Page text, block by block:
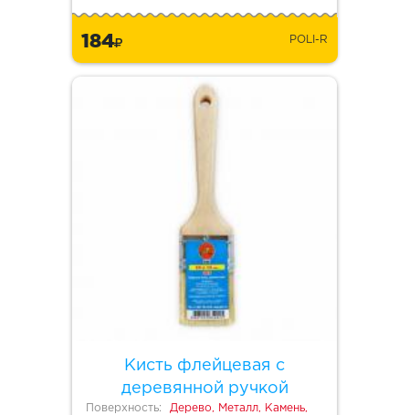
184 POLI-R
Кисть флейцевая с
деревянной ручкой
Поверхность:
Дерево, Металл, Камень,